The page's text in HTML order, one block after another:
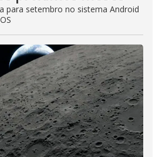
para setembro no sistema Android